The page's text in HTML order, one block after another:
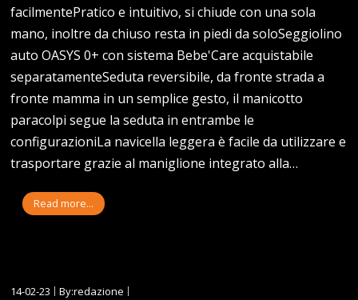
facilmentePratico e intuitivo, si chiude con una sola
mano, inoltre da chiuso resta in piedi da soloSeggiolino
auto OASYS 0+ con sistema Bebe'Care acquistabile
separatamenteSeduta reversibile, da fronte strada a
fronte mamma in un semplice gesto, il manicotto
paracolpi segue la seduta in entrambe le
configurazioniLa navicella leggera è facile da utilizzare e
trasportare grazie al maniglione integrato alla…
Read more...
14-02-23
By:redazione